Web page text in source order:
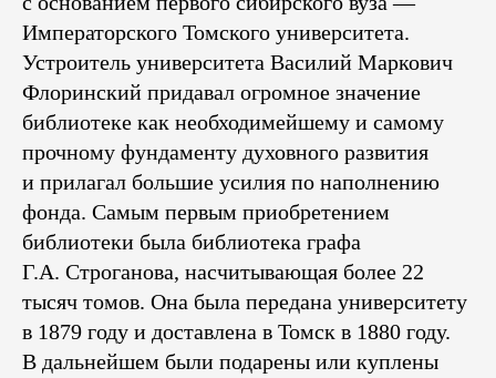
Императорского Томского университета.
Устроитель университета Василий Маркович
Флоринский придавал огромное значение
библиотеке как необходимейшему и самому
прочному фундаменту духовного развития
и прилагал большие усилия по наполнению
фонда. Самым первым приобретением
библиотеки была библиотека графа
Г.А. Строганова, насчитывающая более 22
тысяч томов. Она была передана университету
в 1879 году и доставлена в Томск в 1880 году.
В дальнейшем были подарены или куплены